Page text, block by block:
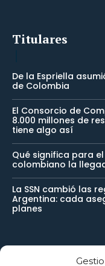
Titulares
De la Espriella
de Colombia
El Consorcio de
8.000 millones de
tiene algo así
Qué significa para
colombiano la
La SSN cambió las
Argentina: cada
planes